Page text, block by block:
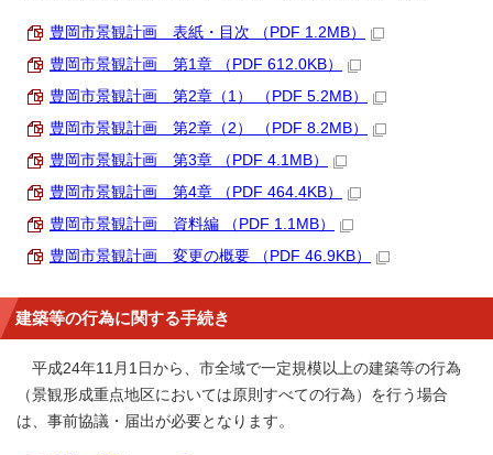
豊岡市景観計画 表紙・目次 （PDF 1.2MB）
豊岡市景観計画 第1章 （PDF 612.0KB）
豊岡市景観計画 第2章（1） （PDF 5.2MB）
豊岡市景観計画 第2章（2） （PDF 8.2MB）
豊岡市景観計画 第3章 （PDF 4.1MB）
豊岡市景観計画 第4章 （PDF 464.4KB）
豊岡市景観計画 資料編 （PDF 1.1MB）
豊岡市景観計画 変更の概要 （PDF 46.9KB）
建築等の行為に関する手続き
平成24年11月1日から、市全域で一定規模以上の建築等の行為
（景観形成重点地区においては原則すべての行為）を行う場合
は、事前協議・届出が必要となります。